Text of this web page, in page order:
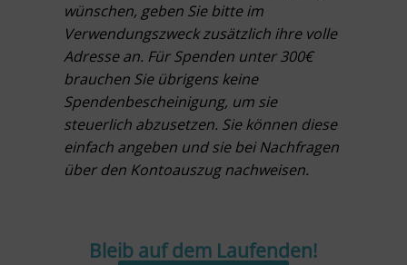
wünschen, geben Sie bitte im
Verwendungszweck zusätzlich ihre volle
Adresse an. Für Spenden unter 300€
brauchen Sie übrigens keine
Spendenbescheinigung, um sie
steuerlich abzusetzen. Sie können diese
einfach angeben und sie bei Nachfragen
über den Kontoauszug nachweisen.
Bleib auf dem Laufenden!